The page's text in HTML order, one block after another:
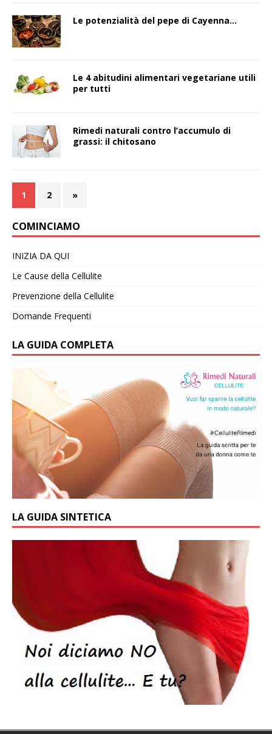
Le potenzialità del pepe di Cayenna…
Le 4 abitudini alimentari vegetariane utili
per tutti
Rimedi naturali contro l’accumulo di
grassi: il chitosano
1 2 »
COMINCIAMO
INIZIA DA QUI
Le Cause della Cellulite
Prevenzione della Cellulite
Domande Frequenti
LA GUIDA COMPLETA
LA GUIDA SINTETICA